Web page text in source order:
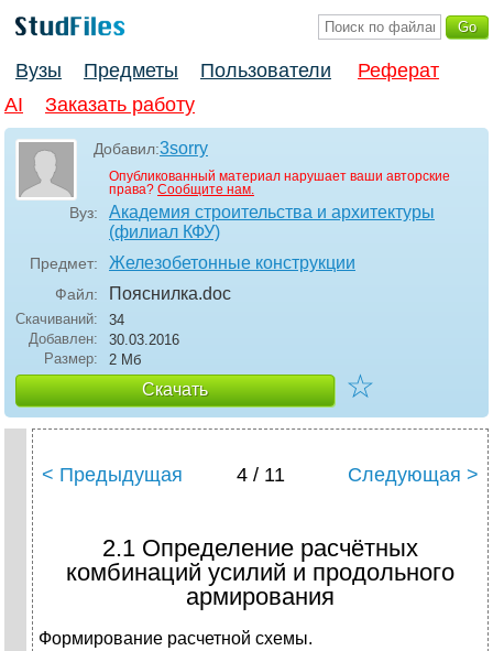
Вузы Предметы Пользователи
Реферат
AI
Заказать работу
Добавил:3sorry
Опубликованный материал нарушает ваши авторские
права? Сообщите нам.
Вуз:
Академия строительства и архитектуры
(филиал КФУ)
Предмет: Железобетонные конструкции
Файл: Пояснилка.doc
Скачиваний:
34
Добавлен:
30.03.2016
Размер:
2 Мб
Скачать ☆
< Предыдущая 4 / 11 Следующая >
2.1 Определение расчётных
комбинаций усилий и продольного
армирования
Формирование расчетной схемы.